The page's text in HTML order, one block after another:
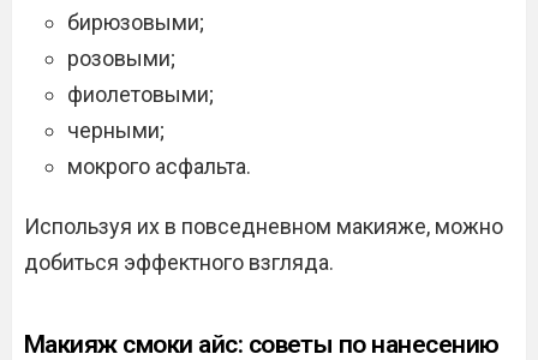
бирюзовыми;
розовыми;
фиолетовыми;
черными;
мокрого асфальта.
Используя их в повседневном макияже, можно
добиться эффектного взгляда.
Макияж смоки айс: советы по нанесению